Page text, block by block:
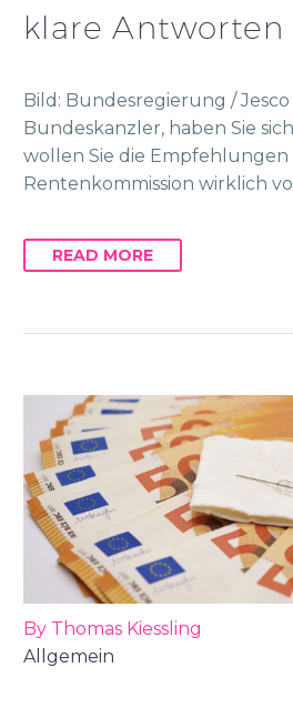
klare Antworten
Bild: Bundesregierung /
Bundeskanzler, haben Sie
wollen Sie die Empfehlungen
Rentenkommission wirklich
READ MORE
By Thomas Kiessling
Allgemein